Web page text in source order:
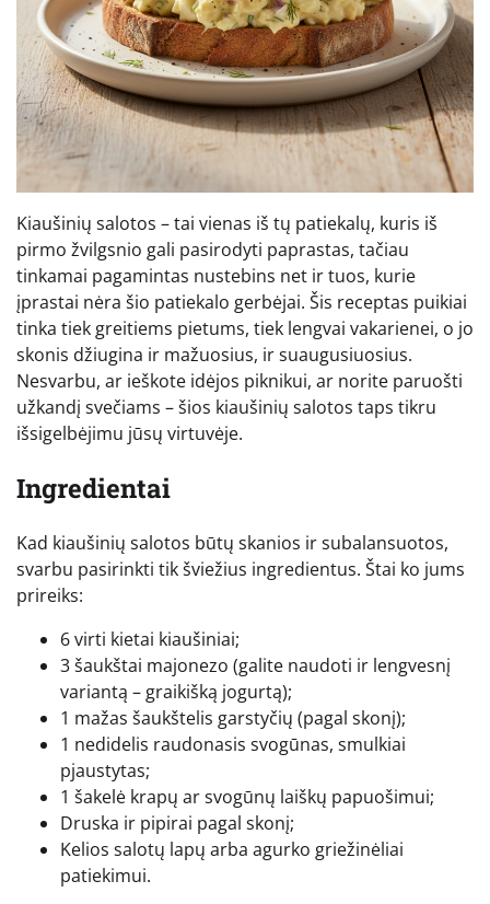
Kiaušinių salotos – tai vienas iš tų patiekalų, kuris iš
pirmo žvilgsnio gali pasirodyti paprastas, tačiau
tinkamai pagamintas nustebins net ir tuos, kurie
įprastai nėra šio patiekalo gerbėjai. Šis receptas puikiai
tinka tiek greitiems pietums, tiek lengvai vakarienei, o jo
skonis džiugina ir mažuosius, ir suaugusiuosius.
Nesvarbu, ar ieškote idėjos piknikui, ar norite paruošti
užkandį svečiams – šios kiaušinių salotos taps tikru
išsigelbėjimu jūsų virtuvėje.
Ingredientai
Kad kiaušinių salotos būtų skanios ir subalansuotos,
svarbu pasirinkti tik šviežius ingredientus. Štai ko jums
prireiks:
6 virti kietai kiaušiniai;
3 šaukštai majonezo (galite naudoti ir lengvesnį
variantą – graikišką jogurtą);
1 mažas šaukštelis garstyčių (pagal skonį);
1 nedidelis raudonasis svogūnas, smulkiai
pjaustytas;
1 šakelė krapų ar svogūnų laiškų papuošimui;
Druska ir pipirai pagal skonį;
Kelios salotų lapų arba agurko griežinėliai
patiekimui.